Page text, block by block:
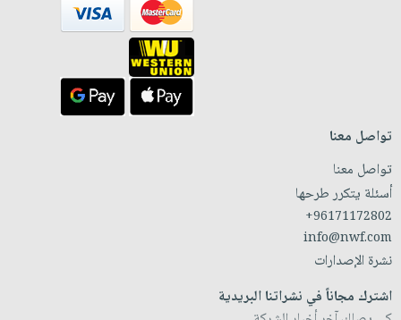
تواصل معنا
تواصل معنا
أسئلة يتكرر طرحها
+96171172802
info@nwf.com
نشرة الإصدارات
اشترك مجاناً في نشراتنا البريدية